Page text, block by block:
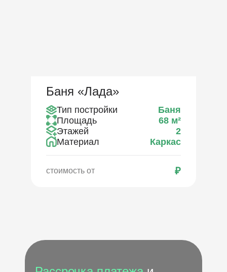
Баня «Лада»
Тип постройки
Баня
Площадь
68 м²
Этажей
2
Материал
Каркас
стоимость от ₽